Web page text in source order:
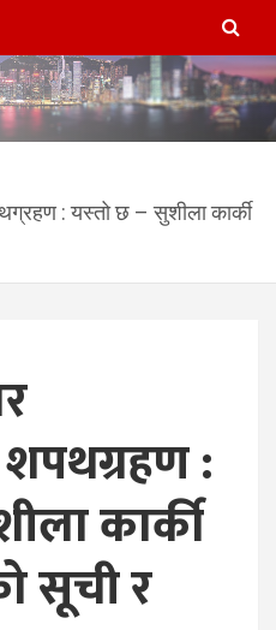
हङकङबाट
अनलाईन
nepal com
: यस्तो छ – सुशीला कार्की
शपथग्रहण :
कार्की
सूची र